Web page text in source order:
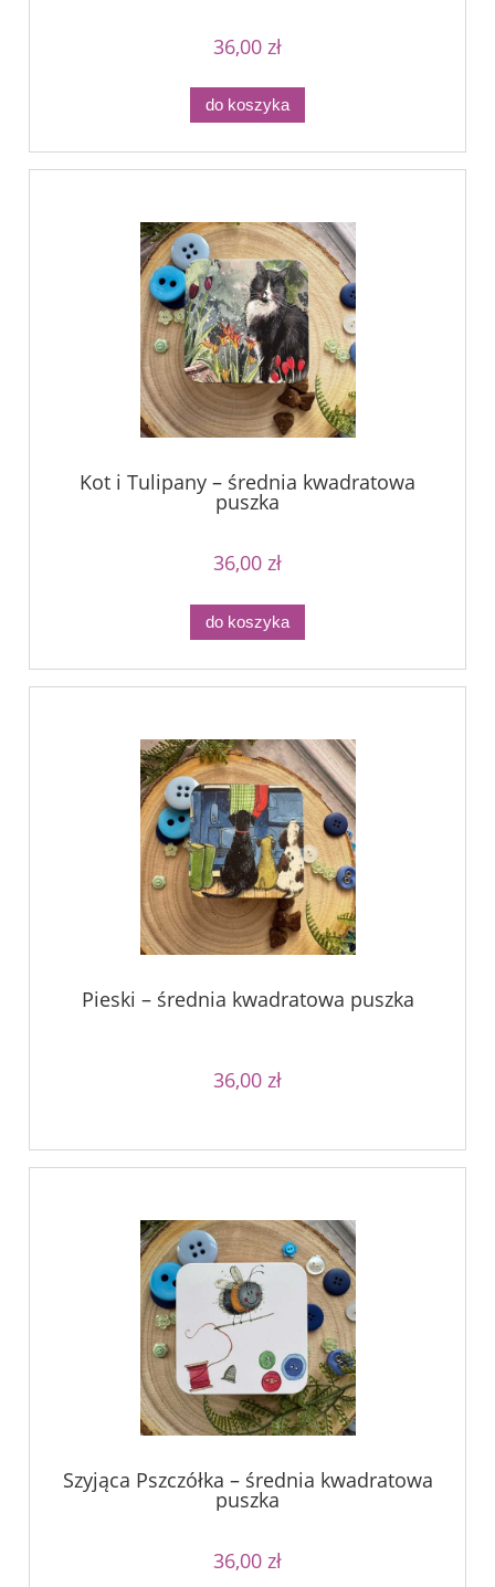
36,00 zł
do koszyka
Kot i Tulipany – średnia kwadratowa
puszka
36,00 zł
do koszyka
Pieski – średnia kwadratowa puszka
36,00 zł
Szyjąca Pszczółka – średnia kwadratowa
puszka
36,00 zł